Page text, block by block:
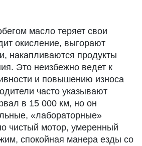
масло теряет свои
окисление, выгорают
накапливаются продукты
Это неизбежно ведет к
и повышению износа
часто указывают
в 15 000 км, но он
«лабораторные»
чистый мотор, умеренный
спокойная манера езды со